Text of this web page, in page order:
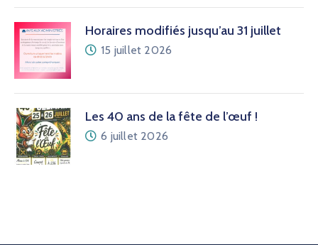
Horaires modifiés jusqu’au 31 juillet
15 juillet 2026
Les 40 ans de la fête de l’œuf !
6 juillet 2026